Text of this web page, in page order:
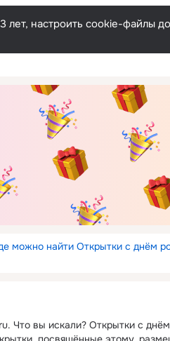
лет, настроить cookie-файлы
можно найти Открытки с днём
Что вы искали? Открытки с днём